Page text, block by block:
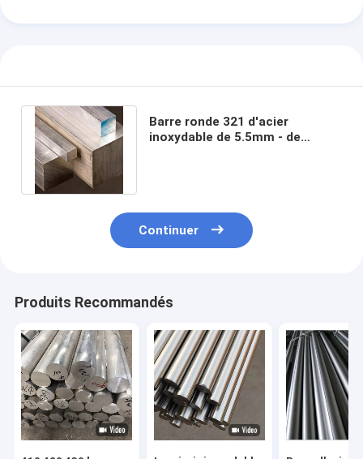
Barre ronde 321 d'acier
inoxydable de 5.5mm - de
Continuer
Produits Recommandés